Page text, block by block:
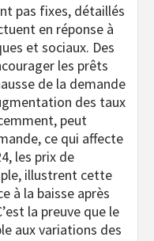
pas fixes, détaillés
en réponse à
et sociaux. Des
les prêts
de la demande
des taux
peut
ce qui affecte
les prix de
illustrent cette
à la baisse après
la preuve que le
aux variations des